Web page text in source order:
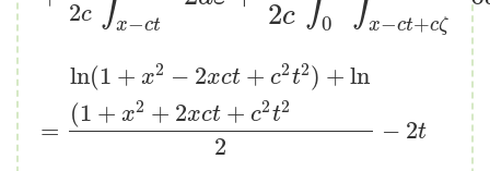
2c x−ct
2c 0 x−ct+cζ
=
ln(1 + x2 − 2xct + c2t2 ) + ln
(1 + x2 + 2xct + c2t2
2
− 2t
=ln (1+x2−2xct+c2t2)+ln(1+x2+2xct+c2 22 −2